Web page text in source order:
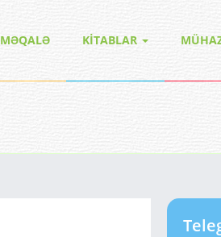
MƏQALƏ KİTABLAR